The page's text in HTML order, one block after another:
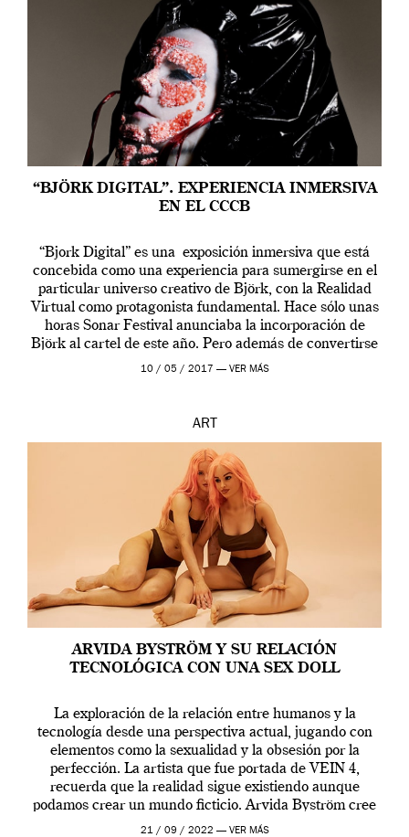
“BJÖRK DIGITAL”. EXPERIENCIA INMERSIVA
EN EL CCCB
“Bjork Digital” es una exposición inmersiva que está
concebida como una experiencia para sumergirse en el
particular universo creativo de Björk, con la Realidad
Virtual como protagonista fundamental. Hace sólo unas
horas Sonar Festival anunciaba la incorporación de
Björk al cartel de este año. Pero además de convertirse
en una de las actuaciones más relevantes […]
10 / 05 / 2017 — VER MÁS
ART
ARVIDA BYSTRÖM Y SU RELACIÓN
TECNOLÓGICA CON UNA SEX DOLL
La exploración de la relación entre humanos y la
tecnología desde una perspectiva actual, jugando con
elementos como la sexualidad y la obsesión por la
perfección. La artista que fue portada de VEIN 4,
recuerda que la realidad sigue existiendo aunque
podamos crear un mundo ficticio. Arvida Byström cree
que los humanos tienen un complejo […]
21 / 09 / 2022 — VER MÁS